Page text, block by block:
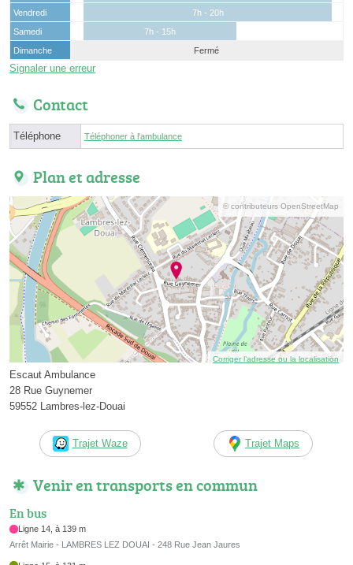
Vendredi
7h - 20h
Samedi
7h - 15h
Dimanche
Fermé
Signaler une erreur
Contact
Téléphone Téléphoner à l'ambulance
Plan et adresse
© contributeurs OpenStreetMap
Corriger l’adresse ou la localisation
Escaut Ambulance
28 Rue Guynemer
59552 Lambres-lez-Douai
Trajet Waze Trajet Maps
Venir en transports en commun
En bus
Ligne 14, à 139 m
Arrêt Mairie - LAMBRES LEZ DOUAI - 248 Rue Jean Jaures